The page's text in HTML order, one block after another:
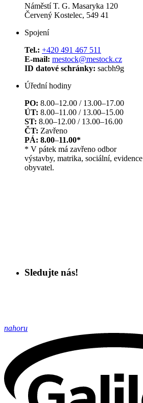
Náměstí T. G. Masaryka 120
Červený Kostelec, 549 41
Spojení
Tel.: +420 491 467 511
E-mail: mestock@mestock.cz
ID datové schránky: sacbh9g
Úřední hodiny
PO: 8.00–12.00 / 13.00–17.00
ÚT: 8.00–11.00 / 13.00–15.00
ST: 8.00–12.00 / 13.00–16.00
ČT: Zavřeno
PÁ: 8.00–11.00*
* V pátek má zavřeno odbor
výstavby, matrika, sociální, evidence
obyvatel.
Sledujte nás!
nahoru